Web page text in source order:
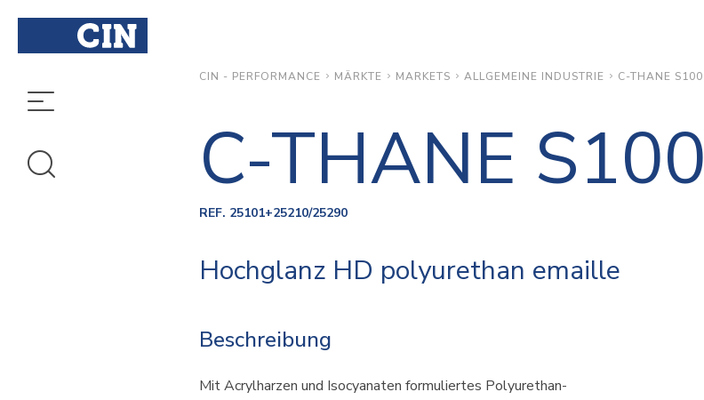
CIN - PERFORMANCE MÄRKTE MARKETS ALLGEMEINE INDUSTRIE C-THANE S100
C-THANE S100
REF. 25101+25210/25290
Hochglanz HD polyurethan emaille
Beschreibung
Mit Acrylharzen und Isocyanaten formuliertes Polyurethan-